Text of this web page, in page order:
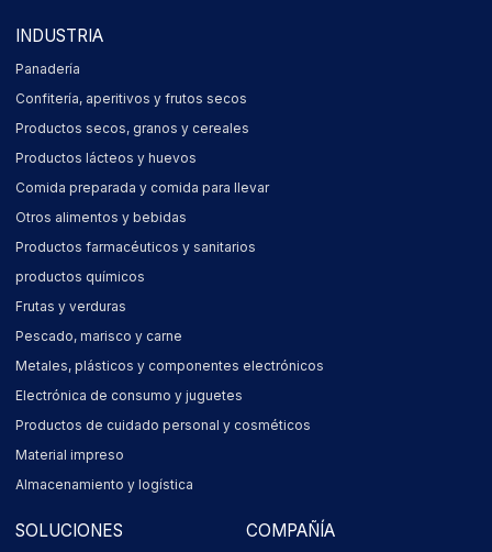
INDUSTRIA
Panadería
Confitería, aperitivos y frutos secos
Productos secos, granos y cereales
Productos lácteos y huevos
Comida preparada y comida para llevar
Otros alimentos y bebidas
Productos farmacéuticos y sanitarios
productos químicos
Frutas y verduras
Pescado, marisco y carne
Metales, plásticos y componentes electrónicos
Electrónica de consumo y juguetes
Productos de cuidado personal y cosméticos
Material impreso
Almacenamiento y logística
SOLUCIONES COMPAÑÍA